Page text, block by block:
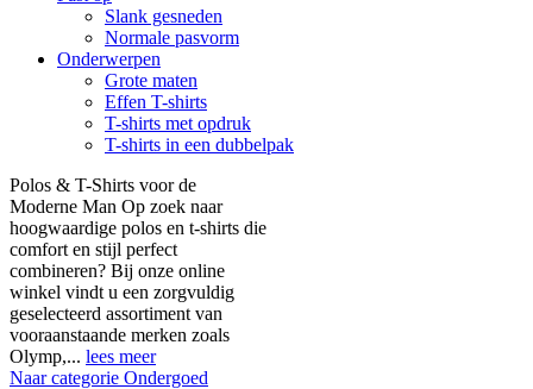
Slank gesneden
Normale pasvorm
Onderwerpen
Grote maten
Effen T-shirts
T-shirts met opdruk
T-shirts in een dubbelpak
Polos & T-Shirts voor de
Moderne Man Op zoek naar
hoogwaardige polos en t-shirts die
comfort en stijl perfect
combineren? Bij onze online
winkel vindt u een zorgvuldig
geselecteerd assortiment van
vooraanstaande merken zoals
Olymp,... lees meer
Naar categorie Ondergoed